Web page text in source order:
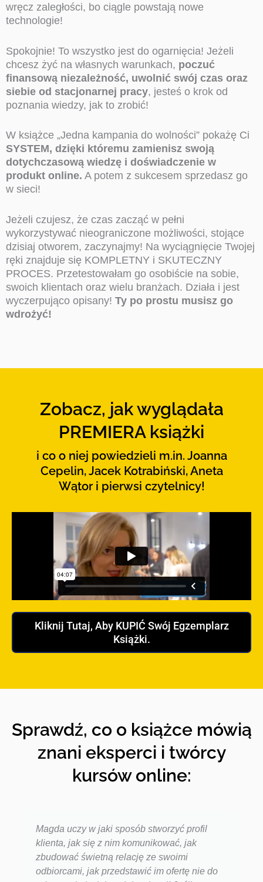
wręcz zaległości, bo ciągle powstają nowe
technologie!
Spokojnie! To wszystko jest do ogarnięcia! Jeżeli
chcesz żyć na własnych warunkach, poczuć
finansową niezależność, uwolnić swój czas oraz
siebie od stacjonarnej pracy, jesteś o krok od
poznania wiedzy, jak to zrobić!
W książce „Jedna kampania do wolności” pokażę Ci
SYSTEM, dzięki któremu zamienisz swoją
dotychczasową wiedzę i doświadczenie w
produkt online. A potem z sukcesem sprzedasz go
w sieci!
Jeżeli czujesz, że czas zacząć w pełni
wykorzystywać nieograniczone możliwości, stojące
dzisiaj otworem, zaczynajmy! Na wyciągnięcie Twojej
ręki znajduje się KOMPLETNY i SKUTECZNY
PROCES. Przetestowałam go osobiście na sobie,
swoich klientach oraz wielu branżach. Działa i jest
wyczerpująco opisany! Ty po prostu musisz go
wdrożyć!
Zobacz, jak wyglądała
PREMIERA książki
i co o niej powiedzieli m.in. Joanna
Cepelin, Jacek Kotrabiński, Aneta
Wątor i pierwsi czytelnicy!
Kliknij Tutaj, Aby KUPIĆ Swój Egzemplarz
Książki.
Sprawdź, co o książce mówią
znani eksperci i twórcy
kursów online:
Magda uczy w jaki sposób stworzyć profil
klienta, jak się z nim komunikować, jak
zbudować świetną relację ze swoimi
odbiorcami, jak przedstawić im ofertę nie do